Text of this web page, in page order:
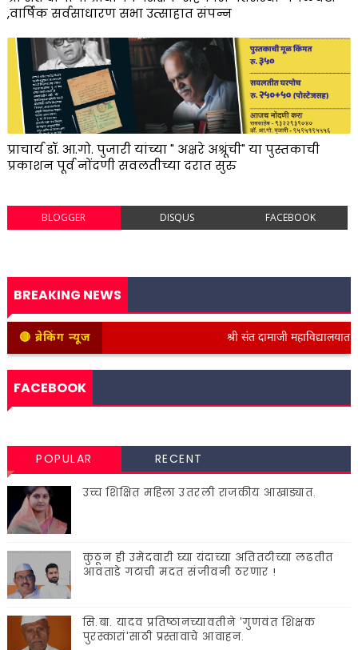
,वार्षिक सर्वसाधारण सभा उत्साहात संपन्न
प्राचार्य डॉ. आ.गो. पुजारी यांच्या " अक्षरे अश्रूंची" या पुस्तकाची
प्रकाशन पूर्व नोंदणी सवलतीच्या दरात सुरु
BLOGGER DISQUS FACEBOOK
BREAKING NEWS
🔴 ब्रेकिंग न्यूज श्री संत दामाजी महाविद्यालयात
FACEBOOK
POPULAR RECENT
उच्च शिक्षित महिला उतरली राजकीय आखाड्यात.
कुठून ही उमेदवारी घ्या यंदाच्या अतितटीच्या लढतीत
आवताडे गटाची मदत संजीवनी ठरणार !
सि.बा. यादव प्रतिष्ठानच्यावतीने 'गुणवंत शिक्षक
पुरस्कारां'साठी प्रस्तावाचे आवाहन.